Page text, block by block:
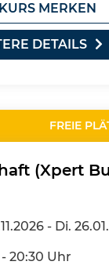
MERKEN
DETAILS
FREIE
(Xpert
- Di.
- 20:30 Uhr